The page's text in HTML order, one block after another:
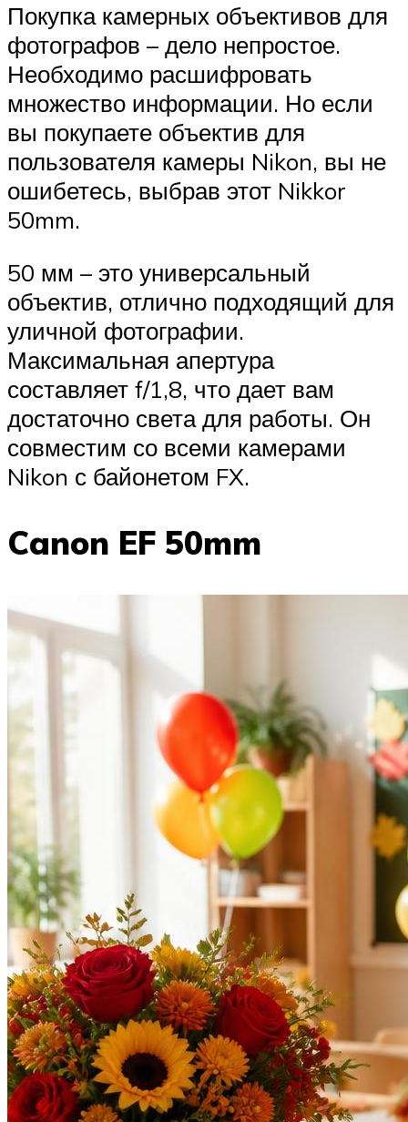
Покупка камерных объективов для
фотографов – дело непростое.
Необходимо расшифровать
множество информации. Но если
вы покупаете объектив для
пользователя камеры Nikon, вы не
ошибетесь, выбрав этот Nikkor
50mm.
50 мм – это универсальный
объектив, отлично подходящий для
уличной фотографии.
Максимальная апертура
составляет f/1,8, что дает вам
достаточно света для работы. Он
совместим со всеми камерами
Nikon с байонетом FX.
Canon EF 50mm